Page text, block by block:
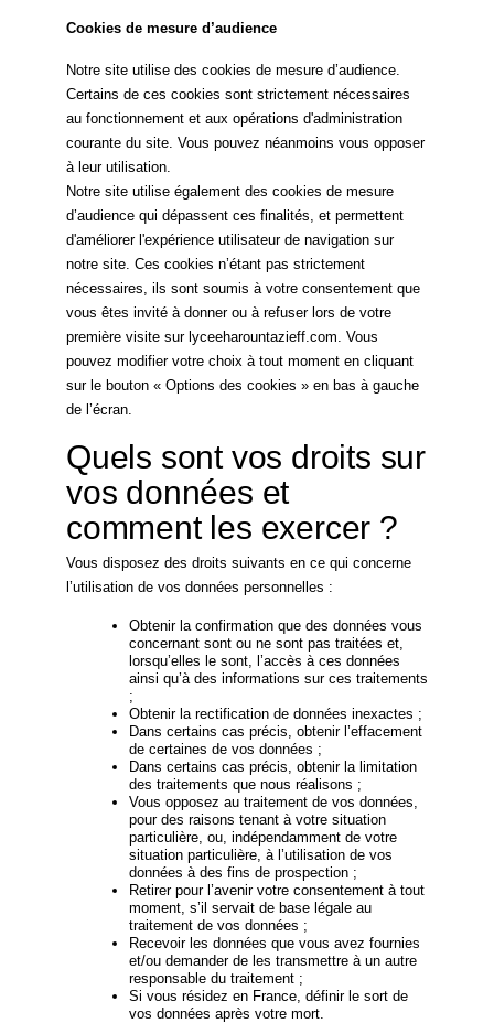
Cookies de mesure d’audience
Notre site utilise des cookies de mesure d’audience.
Certains de ces cookies sont strictement nécessaires
au fonctionnement et aux opérations d'administration
courante du site. Vous pouvez néanmoins vous opposer
à leur utilisation.
Notre site utilise également des cookies de mesure
d’audience qui dépassent ces finalités, et permettent
d'améliorer l'expérience utilisateur de navigation sur
notre site. Ces cookies n’étant pas strictement
nécessaires, ils sont soumis à votre consentement que
vous êtes invité à donner ou à refuser lors de votre
première visite sur lyceeharountazieff.com. Vous
pouvez modifier votre choix à tout moment en cliquant
sur le bouton « Options des cookies » en bas à gauche
de l’écran.
Quels sont vos droits sur
vos données et
comment les exercer ?
Vous disposez des droits suivants en ce qui concerne
l’utilisation de vos données personnelles :
Obtenir la confirmation que des données vous
concernant sont ou ne sont pas traitées et,
lorsqu’elles le sont, l’accès à ces données
ainsi qu’à des informations sur ces traitements
;
Obtenir la rectification de données inexactes ;
Dans certains cas précis, obtenir l’effacement
de certaines de vos données ;
Dans certains cas précis, obtenir la limitation
des traitements que nous réalisons ;
Vous opposez au traitement de vos données,
pour des raisons tenant à votre situation
particulière, ou, indépendamment de votre
situation particulière, à l’utilisation de vos
données à des fins de prospection ;
Retirer pour l’avenir votre consentement à tout
moment, s’il servait de base légale au
traitement de vos données ;
Recevoir les données que vous avez fournies
et/ou demander de les transmettre à un autre
responsable du traitement ;
Si vous résidez en France, définir le sort de
vos données après votre mort.